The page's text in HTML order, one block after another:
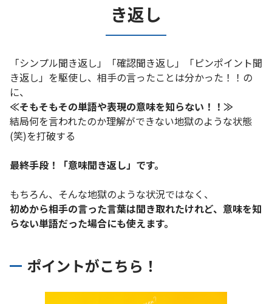
き返し
「シンプル聞き返し」「確認聞き返し」「ピンポイント聞
き返し」を駆使し、相手の言ったことは分かった！！の
に、
≪そもそもその単語や表現の意味を知らない！！≫
結局何を言われたのか理解ができない地獄のような状態
(笑)を打破する
最終手段！「意味聞き返し」です。
もちろん、そんな地獄のような状況ではなく、
初めから相手の言った言葉は聞き取れたけれど、意味を知
らない単語だった場合にも使えます。
ポイントがこちら！